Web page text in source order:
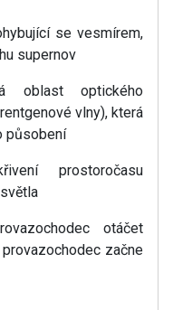
se vesmírem,
supernov
oblast optického
vlny), která
působení
prostoročasu
otáčet
začne